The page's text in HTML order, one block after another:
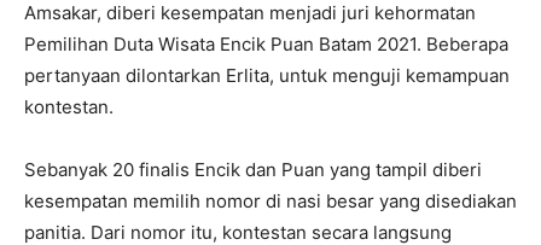
Amsakar, diberi kesempatan menjadi juri kehormatan
Pemilihan Duta Wisata Encik Puan Batam 2021. Beberapa
pertanyaan dilontarkan Erlita, untuk menguji kemampuan
kontestan.
Sebanyak 20 finalis Encik dan Puan yang tampil diberi
kesempatan memilih nomor di nasi besar yang disediakan
panitia. Dari nomor itu, kontestan secara langsung